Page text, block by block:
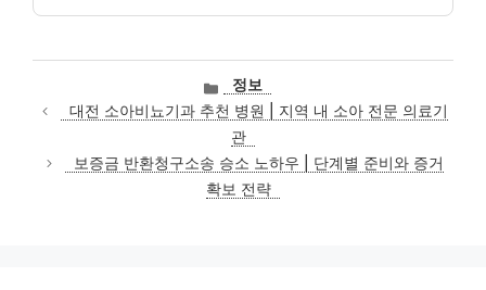
카
테
고
리
정보
대전 소아비뇨기과 추천 병원 | 지역 내 소아 전문 의료기
관
보증금 반환청구소송 승소 노하우 | 단계별 준비와 증거
확보 전략